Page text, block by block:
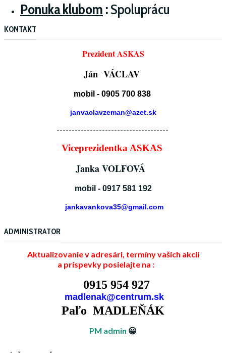
Ponuka klubom :Spoluprácu
KONTAKT
Prezident ASKAS
Ján VÁCLAV
mobil - 0905 700 838
janvaclavzeman@azet.sk
-------------------------------------
Viceprezidentka ASKAS
Janka VOLFOVÁ
mobil - 0917 581 192
jankavankova35@gmail.com
ADMINISTRATOR
Aktualizovanie v adresári, termíny vašich akcií
a príspevky posielajte na :
0915 954 927
madlenak@centrum.sk
Paľo MADLEŇÁK
PM admin 😀